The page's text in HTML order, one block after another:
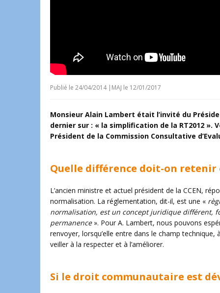
Publié le 24/04/2014| MAJ le 12/01/2017
Monsieur Alain Lambert était l’invité du
dernier sur : « la simplification de la RT2012
Président de la Commission Consultative
Quelle différence doit-on
L’ancien ministre et actuel président de la CCEN,
normalisation. La réglementation, dit-il, est une «
normalisation, est un concept juridique différent,
permanence». Pour A. Lambert, nous pouvons
renvoyer, lorsqu’elle entre dans le champ
veiller à la respecter et à l’améliorer.
Si le droit communautaire est